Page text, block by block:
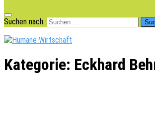
Suchen nach:
Kategorie: Eckhard